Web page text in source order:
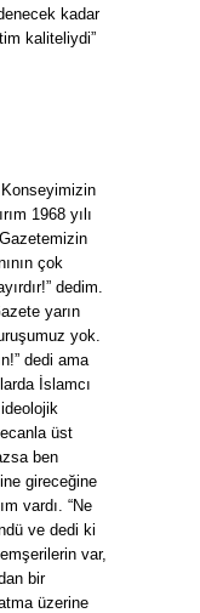
kadar
kaliteliydi”
1968 yılı
çok
dedim.
yarın
yok.
dedi ama
İslamcı
üst
ben
gireceğine
vardı. “Ne
ve dedi ki
var,
bir
üzerine